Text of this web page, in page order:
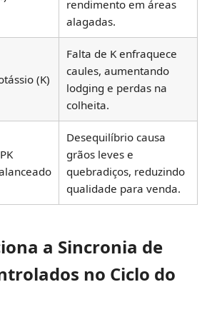
rendimento em áreas
alagadas.
(K)
Falta de K enfraquece
caules, aumentando
lodging e perdas na
colheita.
Desequilíbrio causa
grãos leves e
quebradiços, reduzindo
qualidade para venda.
a Sincronia de
no Ciclo do